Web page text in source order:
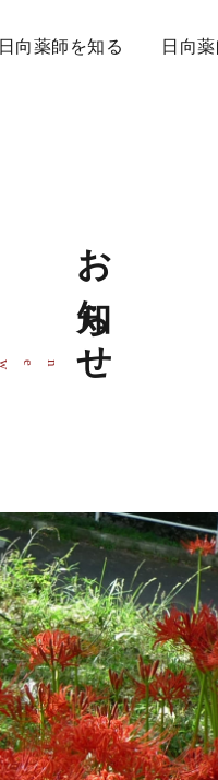
日向薬師を知る 日向
お知らせ
news
&